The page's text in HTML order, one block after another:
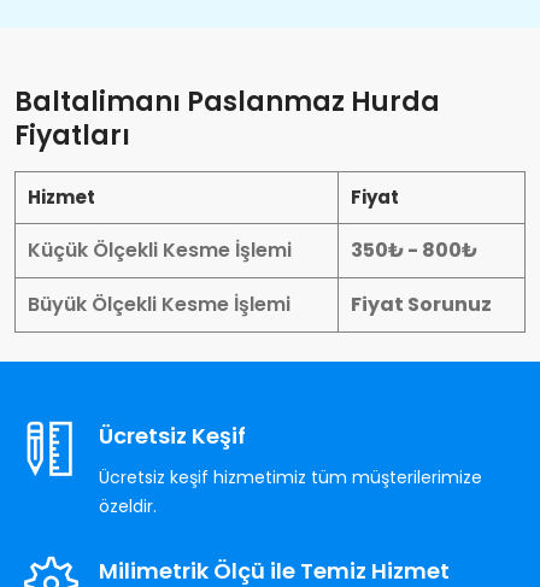
Baltalimanı Paslanmaz Hurda
Fiyatları
Hizmet Fiyat
Küçük Ölçekli Kesme İşlemi
350₺ - 800₺
Büyük Ölçekli Kesme İşlemi
Fiyat Sorunuz
Ücretsiz Keşif
Ücretsiz keşif hizmetimiz tüm müşterilerimize
özeldir.
Milimetrik Ölçü ile Temiz Hizmet